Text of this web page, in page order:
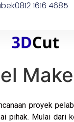
0812 1616 4685
proyek
pihak. Mulai dari